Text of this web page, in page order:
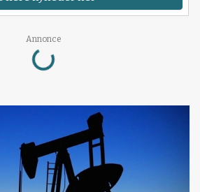
Annonce
Loading...